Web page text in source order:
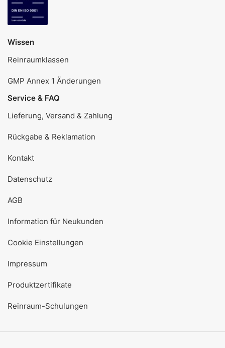
Wissen
Reinraumklassen
GMP Annex 1 Änderungen
Service & FAQ
Lieferung, Versand & Zahlung
Rückgabe & Reklamation
Kontakt
Datenschutz
AGB
Information für Neukunden
Cookie Einstellungen
Impressum
Produktzertifikate
Reinraum-Schulungen